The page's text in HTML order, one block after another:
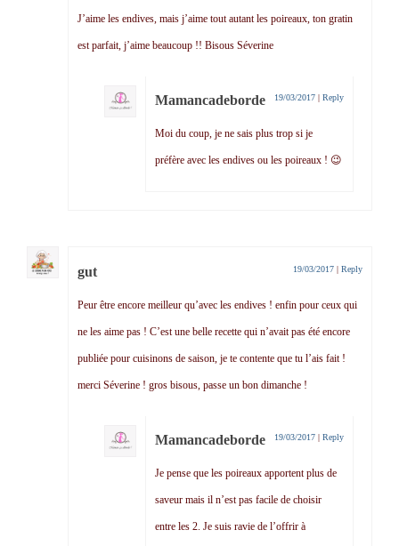
J’aime les endives, mais j’aime tout autant les poireaux, ton gratin
est parfait, j’aime beaucoup !! Bisous Séverine
Mamancadeborde 19/03/2017 Reply
Moi du coup, je ne sais plus trop si je
préfère avec les endives ou les poireaux ! 😉
gut 19/03/2017 Reply
Peur être encore meilleur qu’avec les endives ! enfin pour ceux qui
ne les aime pas ! C’est une belle recette qui n’avait pas été encore
publiée pour cuisinons de saison, je te contente que tu l’ais fait !
merci Séverine ! gros bisous, passe un bon dimanche !
Mamancadeborde 19/03/2017 Reply
Je pense que les poireaux apportent plus de
saveur mais il n’est pas facile de choisir
entre les 2. Je suis ravie de l’offrir à